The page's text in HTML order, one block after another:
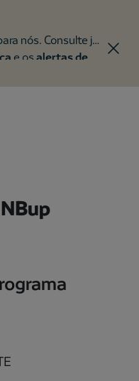
nós. Consulte já
e os alertas de